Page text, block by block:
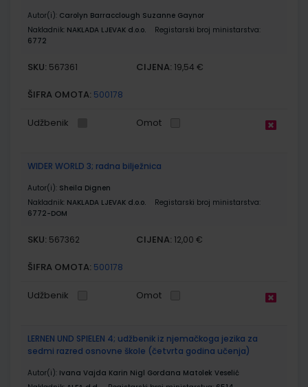
Autor(i): Carolyn Barracclough Suzanne Gaynor
Nakladnik: NAKLADA LJEVAK d.o.o.
Registarski broj ministarstva:
6772
SKU: 567361 CIJENA: 19,54 €
ŠIFRA OMOTA: 500178
Udžbenik Omot
WIDER WORLD 3; radna bilježnica
Autor(i): Sheila Dignen
Nakladnik: NAKLADA LJEVAK d.o.o.
Registarski broj ministarstva:
6772-DOM
SKU: 567362 CIJENA: 12,00 €
ŠIFRA OMOTA: 500178
Udžbenik Omot
LERNEN UND SPIELEN 4; udžbenik iz njemačkoga jezika za
sedmi razred osnovne škole (četvrta godina učenja)
Autor(i): Ivana Vajda Karin Nigl Gordana Matolek Veselić